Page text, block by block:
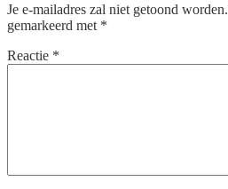
Je e-mailadres zal niet getoond worden.
gemarkeerd met *
Reactie *